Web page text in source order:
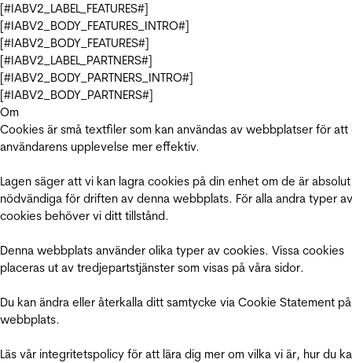
[#IABV2_LABEL_FEATURES#]
[#IABV2_BODY_FEATURES_INTRO#]
[#IABV2_BODY_FEATURES#]
[#IABV2_LABEL_PARTNERS#]
[#IABV2_BODY_PARTNERS_INTRO#]
[#IABV2_BODY_PARTNERS#]
Om
Cookies är små textfiler som kan användas av webbplatser för att
användarens upplevelse mer effektiv.
Lagen säger att vi kan lagra cookies på din enhet om de är absolut
nödvändiga för driften av denna webbplats. För alla andra typer av
cookies behöver vi ditt tillstånd.
Denna webbplats använder olika typer av cookies. Vissa cookies
placeras ut av tredjepartstjänster som visas på våra sidor.
Du kan ändra eller återkalla ditt samtycke via Cookie Statement
webbplats.
Läs vår integritetspolicy för att lära dig mer om vilka vi är, hur du